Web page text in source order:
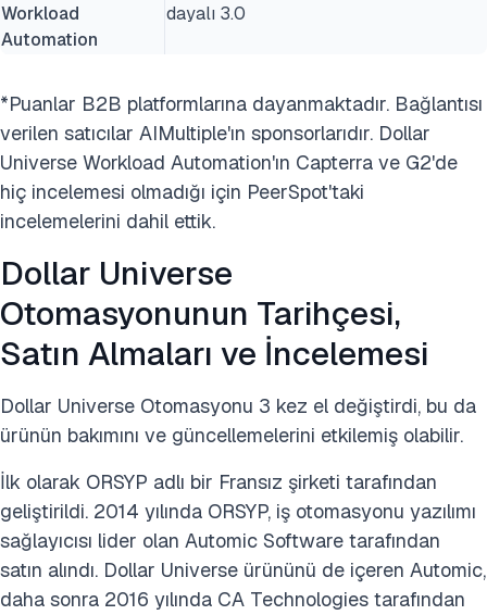
Workload
Automation
dayalı 3.0
*Puanlar B2B platformlarına dayanmaktadır. Bağlantısı
verilen satıcılar AIMultiple'ın sponsorlarıdır. Dollar
Universe Workload Automation'ın Capterra ve G2'de
hiç incelemesi olmadığı için PeerSpot'taki
incelemelerini dahil ettik.
Dollar Universe
Otomasyonunun Tarihçesi,
Satın Almaları ve İncelemesi
Dollar Universe Otomasyonu 3 kez el değiştirdi, bu da
ürünün bakımını ve güncellemelerini etkilemiş olabilir.
İlk olarak ORSYP adlı bir Fransız şirketi tarafından
geliştirildi. 2014 yılında ORSYP, iş otomasyonu yazılımı
sağlayıcısı lider olan Automic Software tarafından
satın alındı. Dollar Universe ürününü de içeren Automic,
daha sonra 2016 yılında CA Technologies tarafından